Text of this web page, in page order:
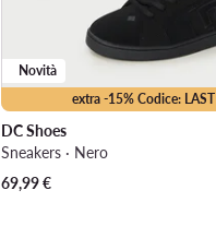
extra -15% Codice: LAST
Novità
DC Shoes
Sneakers · Nero
69,99€